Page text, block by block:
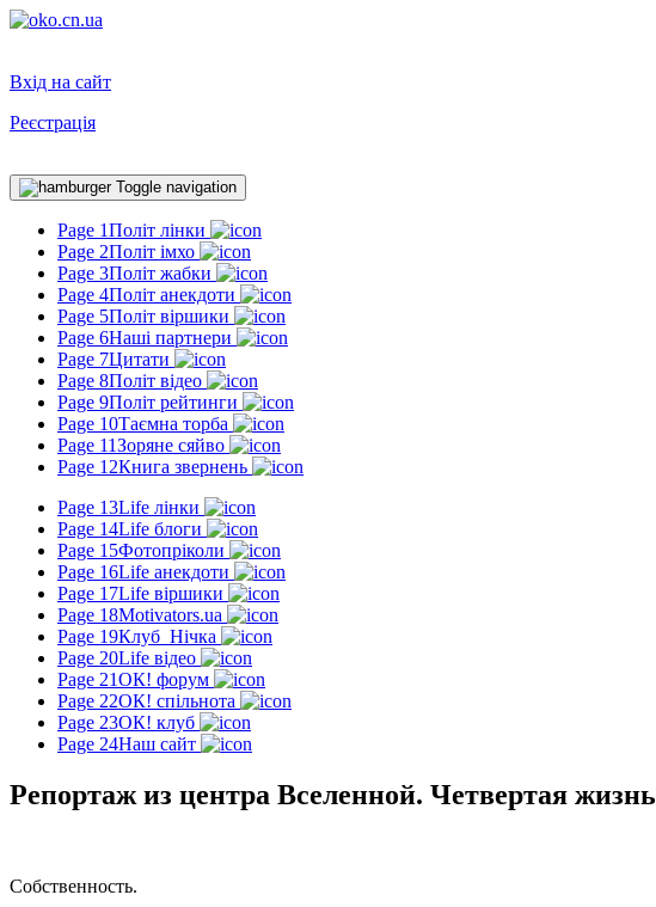
Вхід на сайт
Реєстрація
Toggle navigation
Page 1Політ лінки
Page 2Політ імхо
Page 3Політ жабки
Page 4Політ анекдоти
Page 5Політ віршики
Page 6Наші партнери
Page 7Цитати
Page 8Політ відео
Page 9Політ рейтинги
Page 10Таємна торба
Page 11Зоряне сяйво
Page 12Книга звернень
Page 13Life лінки
Page 14Life блоги
Page 15Фотопріколи
Page 16Life анекдоти
Page 17Life віршики
Page 18Motivators.ua
Page 19Клуб_Нічка
Page 20Life відео
Page 21ОК! форум
Page 22ОК! спільнота
Page 23ОК! клуб
Page 24Наш сайт
Репортаж из центра Вселенной. Четвертая жизнь
Собственность.